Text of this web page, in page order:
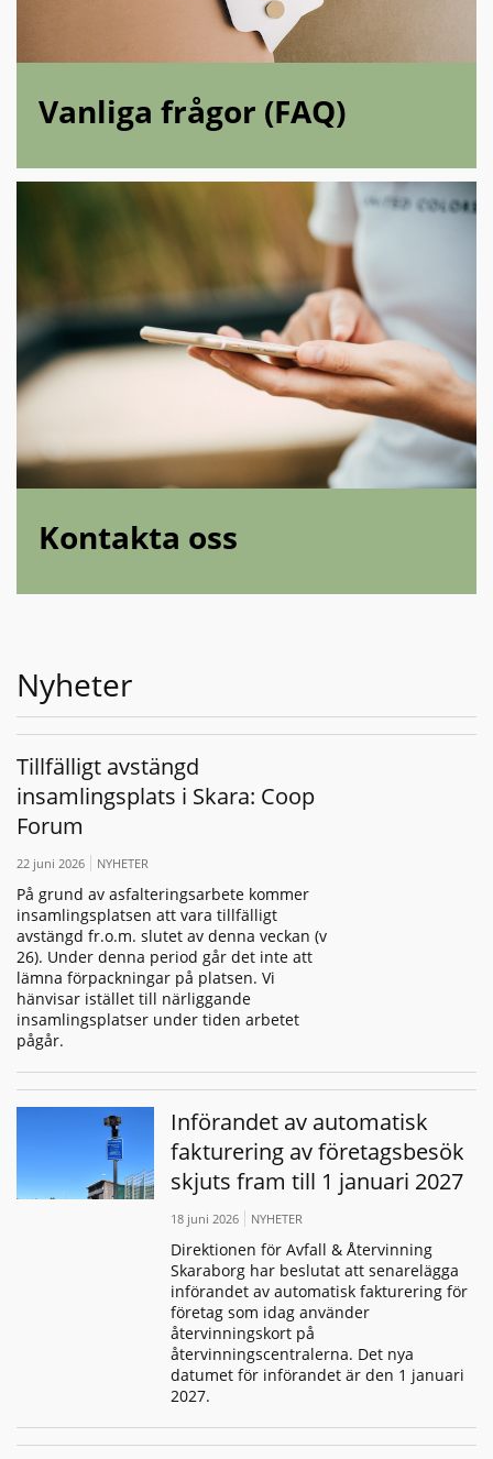
Vanliga frågor (FAQ)
Kontakta oss
Nyheter
Tillfälligt avstängd
insamlingsplats i Skara: Coop
Forum
22 juni 2026 NYHETER
På grund av asfalteringsarbete kommer
insamlingsplatsen att vara tillfälligt
avstängd fr.o.m. slutet av denna veckan (v
26). Under denna period går det inte att
lämna förpackningar på platsen. Vi
hänvisar istället till närliggande
insamlingsplatser under tiden arbetet
pågår.
Införandet av automatisk
fakturering av företagsbesök
skjuts fram till 1 januari 2027
18 juni 2026 NYHETER
Direktionen för Avfall & Återvinning
Skaraborg har beslutat att senarelägga
införandet av automatisk fakturering för
företag som idag använder
återvinningskort på
återvinningscentralerna. Det nya
datumet för införandet är den 1 januari
2027.